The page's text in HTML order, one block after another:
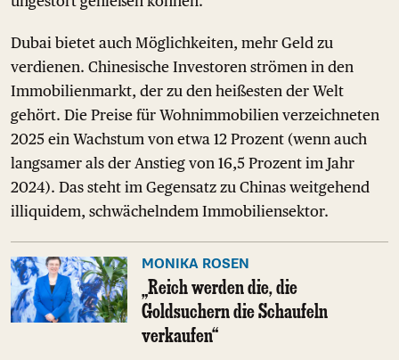
Dubai bietet auch Möglichkeiten, mehr Geld zu
verdienen. Chinesische Investoren strömen in den
Immobilienmarkt, der zu den heißesten der Welt
gehört. Die Preise für Wohnimmobilien verzeichneten
2025 ein Wachstum von etwa 12 Prozent (wenn auch
langsamer als der Anstieg von 16,5 Prozent im Jahr
2024). Das steht im Gegensatz zu Chinas weitgehend
illiquidem, schwächelndem Immobiliensektor.
MONIKA ROSEN
„Reich werden die, die
Goldsuchern die Schaufeln
verkaufen“